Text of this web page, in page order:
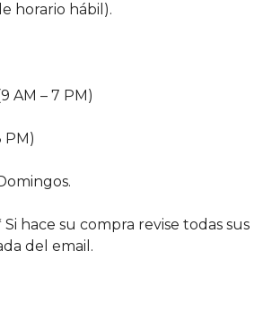
horario hábil).
AM – 7 PM)
PM)
hace su compra revise todas sus
del email.